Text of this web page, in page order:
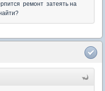
ремонт затеять на